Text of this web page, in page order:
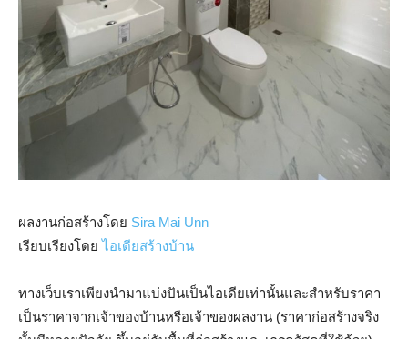
ผลงานก่อสร้างโดย Sira Mai Unn
เรียบเรียงโดยไอเดียสร้างบ้าน
ทางเว็บเราเพียงนำมาแบ่งปันเป็นไอเดียเท่านั้นและสำหรับราคา
เป็นราคาจากเจ้าของบ้านหรือเจ้าของผลงาน (ราคาก่อสร้างจริง